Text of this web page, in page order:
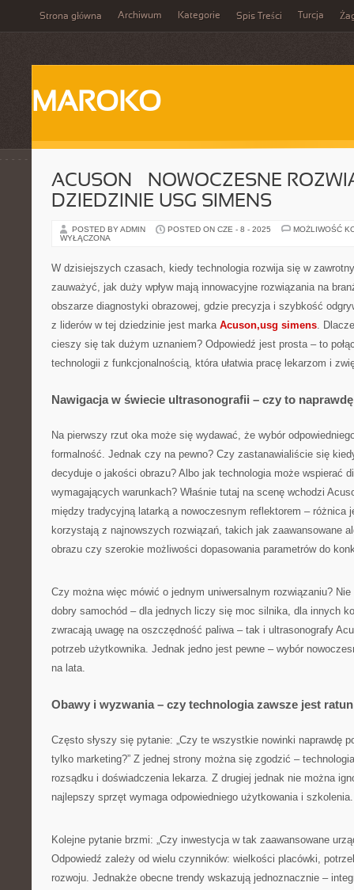
Strona główna Archiwum Kategorie Spis Treści Turcja
MAROKO
ACUSON – NOWOCZESNE
DZIEDZINIE USG SIMENS
POSTED BY ADMIN POSTED ON CZE - 8 - 2025
MOŻLIWOŚĆ
WYŁĄCZONA
W dzisiejszych czasach, kiedy technologia rozwija się w
zauważyć, jak duży wpływ mają innowacyjne rozwiązania na
obszarze diagnostyki obrazowej, gdzie precyzja i szybkość
z liderów w tej dziedzinie jest marka Acuson,usg simens.
cieszy się tak dużym uznaniem? Odpowiedź jest prosta – to
technologii z funkcjonalnością, która ułatwia pracę lekarzom i
Nawigacja w świecie ultrasonografii – czy to
Na pierwszy rzut oka może się wydawać, że wybór
formalność. Jednak czy na pewno? Czy zastanawialiście się
decyduje o jakości obrazu? Albo jak technologia może wspierać
wymagających warunkach? Właśnie tutaj na scenę wchodzi
między tradycyjną latarką a nowoczesnym reflektorem – różnica
korzystają z najnowszych rozwiązań, takich jak zaawansowane
obrazu czy szerokie możliwości dopasowania parametrów do
Czy można więc mówić o jednym uniwersalnym rozwiązaniu?
dobry samochód – dla jednych liczy się moc silnika, dla innych
zwracają uwagę na oszczędność paliwa – tak i ultrasonografy
potrzeb użytkownika. Jednak jedno jest pewne – wybór
na lata.
Obawy i wyzwania – czy technologia zawsze jest
Często słyszy się pytanie: „Czy te wszystkie nowinki naprawdę
tylko marketing?” Z jednej strony można się zgodzić –
rozsądku i doświadczenia lekarza. Z drugiej jednak nie można
najlepszy sprzęt wymaga odpowiedniego użytkowania i szkolenia.
Kolejne pytanie brzmi: „Czy inwestycja w tak zaawansowane
Odpowiedź zależy od wielu czynników: wielkości placówki,
rozwoju. Jednakże obecne trendy wskazują jednoznacznie –